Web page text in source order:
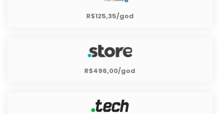
R$125,35/god
R$496,00/god